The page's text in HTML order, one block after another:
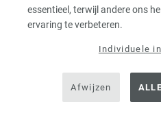
essentieel, terwijl andere ons
ervaring te verbeteren.
Individuele
Afwijzen
IN MIJN
Op mijn